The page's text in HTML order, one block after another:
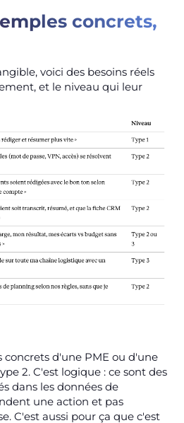
concrets,
voici des besoins réels
et le niveau qui leur
concrets d'une PME ou d'une
2. C'est logique : ce sont des
dans les données de
une action et pas
C'est aussi pour ça que c'est